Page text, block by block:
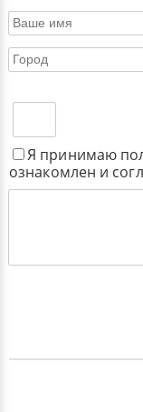
Я принимаю
ознакомлен и